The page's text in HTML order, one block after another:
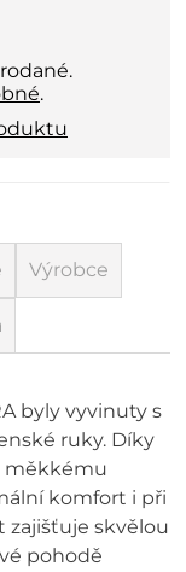
.
Výrobce
byly vyvinuty s
ruky. Díky
měkkému
komfort i při
zajišťuje skvělou
pohodě